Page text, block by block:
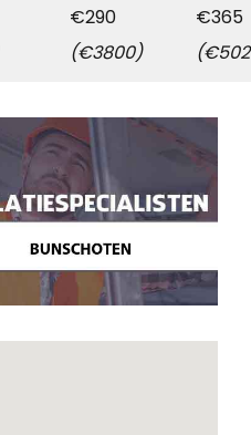
€290
(€3800)
€365